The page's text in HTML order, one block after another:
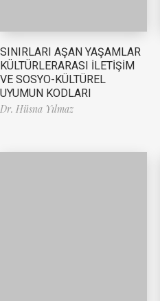
SINIRLARI AŞAN YAŞAMLAR
KÜLTÜRLERARASI İLETİŞİM
VE SOSYO-KÜLTÜREL
UYUMUN KODLARI
Dr. Hüsna Yılmaz